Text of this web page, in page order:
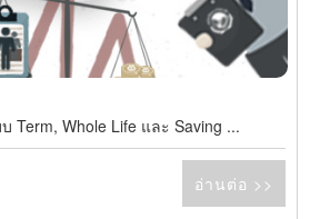
Term, Whole Life และ Saving ...
อ่านต่อ >>